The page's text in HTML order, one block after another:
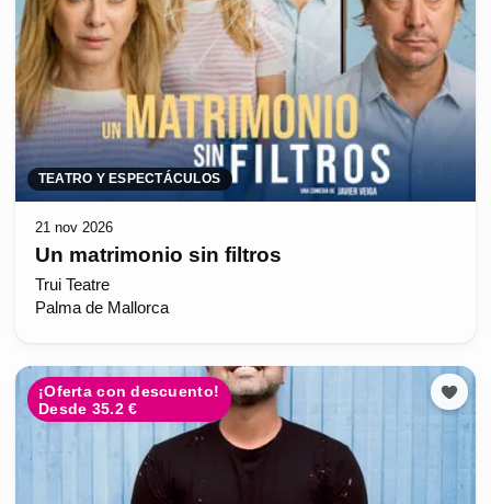
TEATRO Y ESPECTÁCULOS
21 nov 2026
Un matrimonio sin filtros
Trui Teatre
Palma de Mallorca
¡Oferta con descuento!
Desde 35.2 €